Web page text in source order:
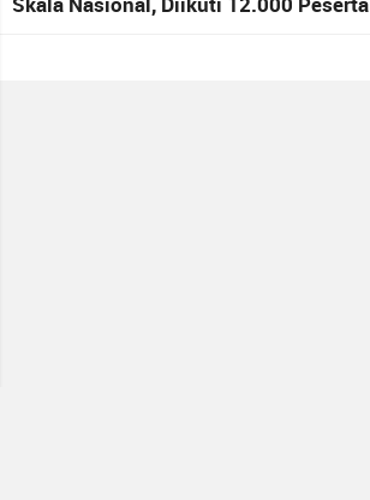
Skala Nasional, Diikuti 12.000 Peserta